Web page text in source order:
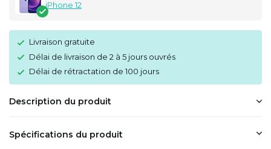
iPhone 12
Livraison gratuite
Délai de livraison de 2 à 5 jours ouvrés
Délai de rétractation de 100 jours
Description du produit
Spécifications du produit